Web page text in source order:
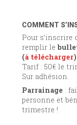
COMMENT
Pour s’inscrire
remplir le
(à télécharger)
Tarif : 50€ le
Sur adhésion.
Parrainage :
personne et
trimestre !